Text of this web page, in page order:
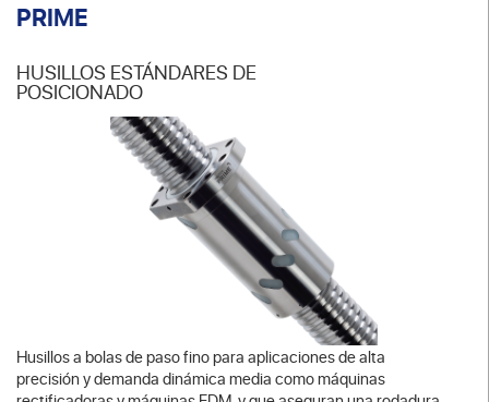
PRIME
HUSILLOS ESTÁNDARES DE
POSICIONADO
Husillos a bolas de paso fino para aplicaciones de alta
precisión y demanda dinámica media como máquinas